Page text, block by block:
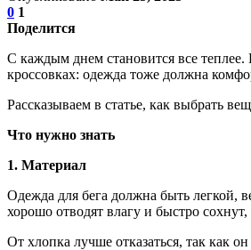
0 1
Поделится
С каждым днем становится все
кроссовках: одежда тоже должна
Рассказываем в статье, как выбрать
Что нужно знать
1. Материал
Одежда для бега должна быть легкой,
хорошо отводят влагу и быстро
От хлопка лучше отказаться, так как